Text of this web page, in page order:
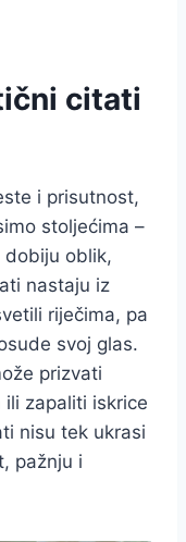
citati
i prisutnost,
stoljećima –
dobiju oblik,
nastaju iz
riječima, pa
svoj glas.
prizvati
zapaliti iskrice
nisu tek ukrasi
pažnju i